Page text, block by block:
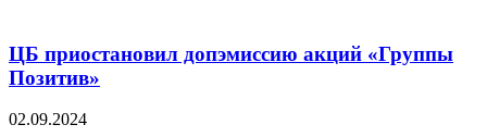
ЦБ приостановил допэмиссию акций «Группы
Позитив»
02.09.2024